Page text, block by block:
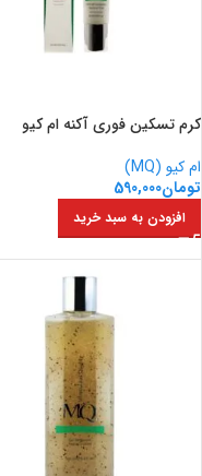
کرم تسکین فوری آکنه ام کیو
ام کیو (MQ)
تومان590,000
افزودن به سبد خرید